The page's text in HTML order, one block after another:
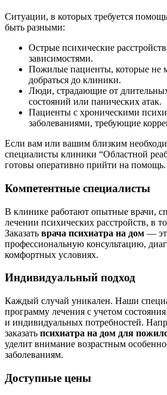
Ситуации, в которых требуется
быть разными:
Острые психические
зависимостями.
Пожилые пациенты, которые не
добраться до клиники.
Люди, страдающие от
состояний или панических атак.
Пациенты с хроническими
заболеваниями, требующие
Если вам или вашим близким
специалисты клиники “Областной
готовы оперативно прийти на помощь.
Компетентные специалисты
В клинике работают опытные врачи,
лечении психических расстройств, в
Заказать врача психиатра на дом —
профессиональную консультацию,
комфортных условиях.
Индивидуальный подход
Каждый случай уникален. Наши
программу лечения с учетом состояния
и индивидуальных потребностей.
заказать психиатра на дом для
уделит внимание возрастным
заболеваниям.
Доступные цены